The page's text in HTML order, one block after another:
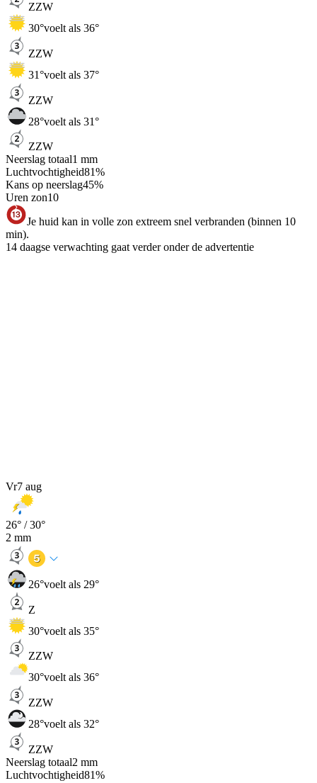
ZZW
30°voelt als 36°
ZZW
31°voelt als 37°
ZZW
28°voelt als 31°
ZZW
Neerslag totaal1 mm
Luchtvochtigheid81%
Kans op neerslag45%
Uren zon10
Je huid kan in volle zon extreem snel verbranden (binnen 10
min).
14 daagse verwachting gaat verder onder de advertentie
Vr7 aug
26° /30°
2 mm
26°voelt als 29°
Z
30°voelt als 35°
ZZW
30°voelt als 36°
ZZW
28°voelt als 32°
ZZW
Neerslag totaal2 mm
Luchtvochtigheid81%